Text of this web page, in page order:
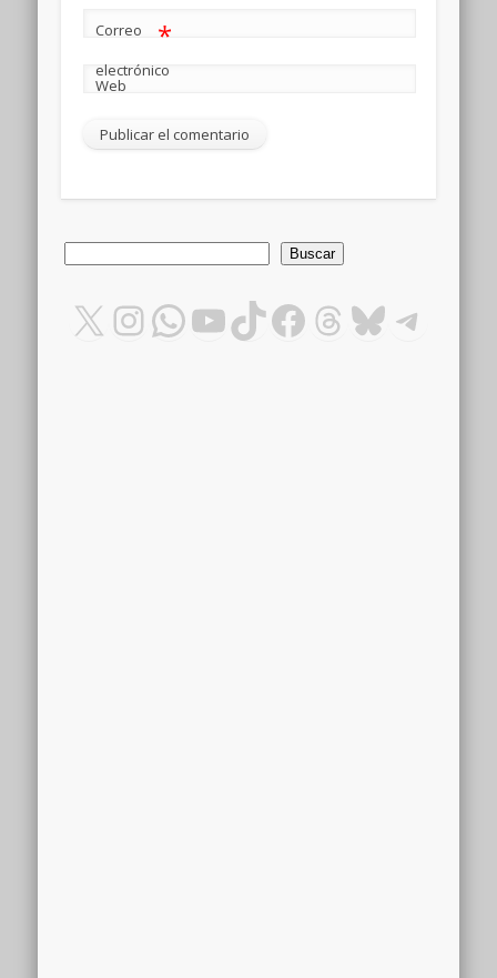
Correo
electrónico
*
Web
Buscar
X Instagram
WhatsApp
YouTube
TikTok
Facebook
Threads
Bluesky